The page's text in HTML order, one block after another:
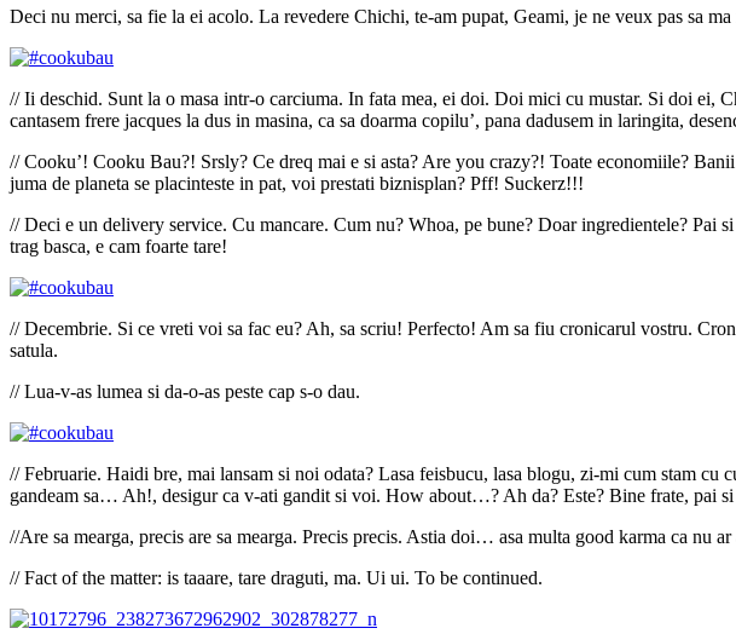
Deci nu merci, sa fie la ei acolo. La revedere Chichi, te-am pupat, Geami, je ne veux pas sa
// Ii deschid. Sunt la o masa intr-o carciuma. In fata mea, ei doi. Doi mici cu mustar. Si doi ei,
cantasem frere jacques la dus in masina, ca sa doarma copilu’, pana dadusem in laringita,
// Cooku’! Cooku Bau?! Srsly? Ce dreq mai e si asta? Are you crazy?! Toate economiile?
juma de planeta se placinteste in pat, voi prestati biznisplan? Pff! Suckerz!!!
// Deci e un delivery service. Cu mancare. Cum nu? Whoa, pe bune? Doar ingredientele?
trag basca, e cam foarte tare!
// Decembrie. Si ce vreti voi sa fac eu? Ah, sa scriu! Perfecto! Am sa fiu cronicarul vostru.
satula.
// Lua-v-as lumea si da-o-as peste cap s-o dau.
// Februarie. Haidi bre, mai lansam si noi odata? Lasa feisbucu, lasa blogu, zi-mi cum stam
gandeam sa… Ah!, desigur ca v-ati gandit si voi. How about…? Ah da? Este? Bine frate, pai
//Are sa mearga, precis are sa mearga. Precis precis. Astia doi… asa multa good karma ca nu
// Fact of the matter: is taaare, tare draguti, ma. Ui ui. To be continued.